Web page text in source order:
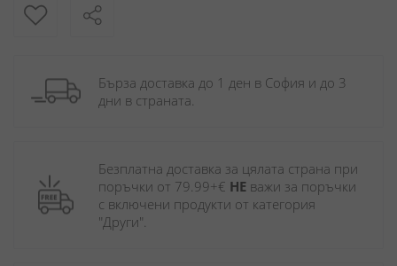
Бърза доставка до 1 ден в София и до 3
дни в страната.
Безплатна доставка за цялата страна при
поръчки от 79.99+€ НЕ важи за поръчки
с включени продукти от категория
"Други".